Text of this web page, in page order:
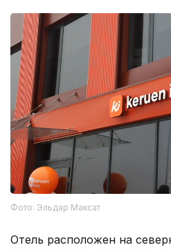
Фото: Эльдар Максат
Отель расположен на